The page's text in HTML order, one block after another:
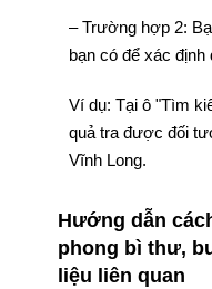
– Trường hợp 2:
bạn có để xác
Ví dụ: Tại ô "Tìm
quả tra được đối
Vĩnh Long.
Hướng dẫn
phong bì thư,
liệu liên quan